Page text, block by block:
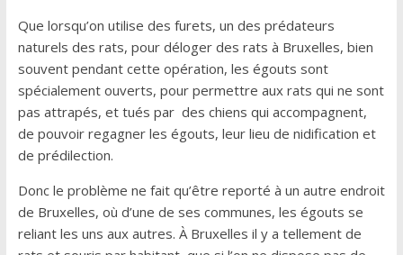
Que lorsqu’on utilise des furets, un des prédateurs
naturels des rats, pour déloger des rats à Bruxelles, bien
souvent pendant cette opération, les égouts sont
spécialement ouverts, pour permettre aux rats qui ne sont
pas attrapés, et tués par des chiens qui accompagnent,
de pouvoir regagner les égouts, leur lieu de nidification et
de prédilection.
Donc le problème ne fait qu’être reporté à un autre endroit
de Bruxelles, où d’une de ses communes, les égouts se
reliant les uns aux autres. À Bruxelles il y a tellement de